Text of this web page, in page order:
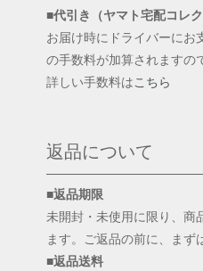
■代引き（ヤマト宅配コレク
お届け時にドライバーにお
の手数料が加算されますの
詳しい手数料はこちら
返品について
■返品期限
未開封・未使用に限り、商
ます。ご返品の前に、まず
■返品送料